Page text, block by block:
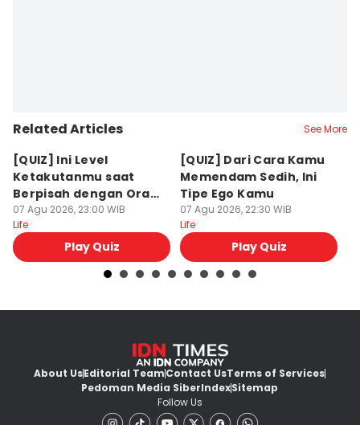
Related Articles See More
[QUIZ] Ini Level
Ketakutanmu saat
Berpisah dengan Orang
Lain
07 Agu 2026, 23:00 WIB
Life
Play Quiz
[QUIZ] Dari Cara Kamu
Memendam Sedih, Ini
Tipe Ego Kamu
07 Agu 2026, 22:30 WIB
Life
Play Quiz
About UsEditorial TeamContact UsTerms of Services
Pedoman Media SiberIndexSitemap
Follow Us